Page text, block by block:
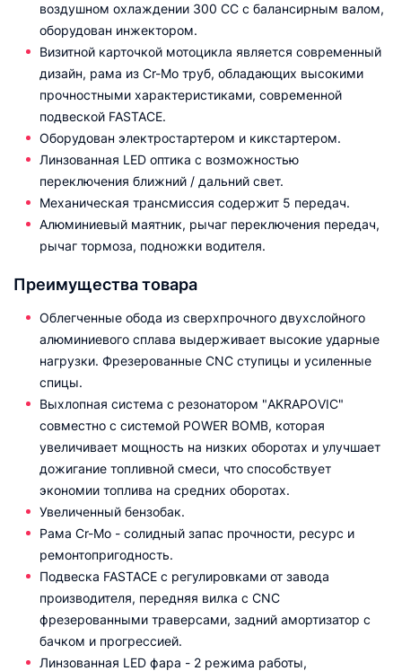
воздушном охлаждении 300 СС с балансирным валом,
оборудован инжектором.
Визитной карточкой мотоцикла является современный
дизайн, рама из Cr-Mo труб, обладающих высокими
прочностными характеристиками, современной
подвеской FASTACE.
Оборудован электростартером и кикстартером.
Линзованная LED оптика с возможностью
переключения ближний / дальний свет.
Механическая трансмиссия содержит 5 передач.
Алюминиевый маятник, рычаг переключения передач,
рычаг тормоза, подножки водителя.
Преимущества товара
Облегченные обода из сверхпрочного двухслойного
алюминиевого сплава выдерживает высокие ударные
нагрузки. Фрезерованные CNC ступицы и усиленные
спицы.
Выхлопная система с резонатором "AKRAPOVIC"
совместно с системой POWER BOMB, которая
увеличивает мощность на низких оборотах и улучшает
дожигание топливной смеси, что способствует
экономии топлива на средних оборотах.
Увеличенный бензобак.
Рама Cr-Mo - солидный запас прочности, ресурс и
ремонтопригодность.
Подвеска FASTACE с регулировками от завода
производителя, передняя вилка с CNC
фрезерованными траверсами, задний амортизатор с
бачком и прогрессией.
Линзованная LED фара - 2 режима работы,